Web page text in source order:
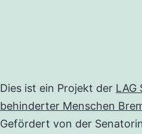
Dies ist ein Projekt der LAG
behinderter Menschen
Gefördert von der